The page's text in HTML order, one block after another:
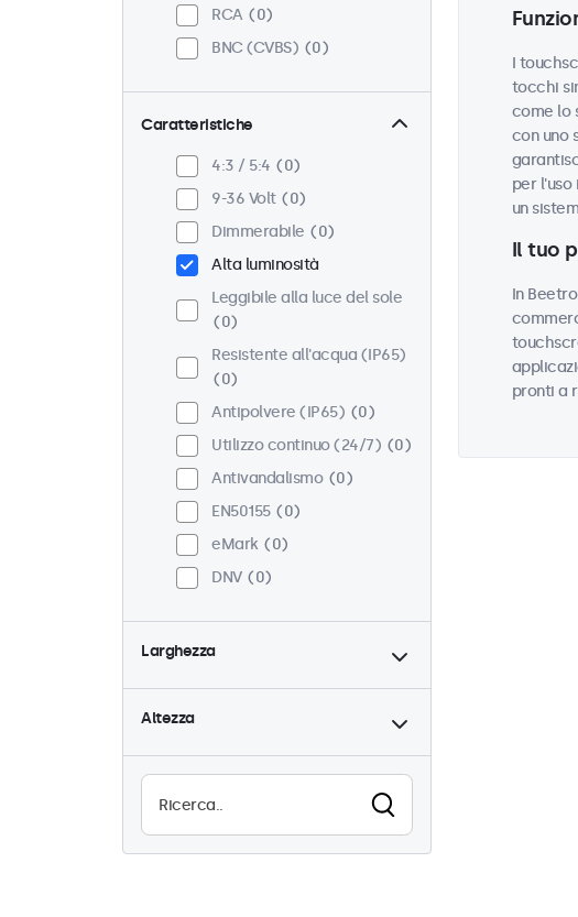
RCA
0
BNC (CVBS)
0
Caratteristiche
4:3 / 5:4
0
9-36 Volt
0
Dimmerabile
0
Alta luminosità
Leggibile alla luce del sole
0
Resistente all'acqua (IP65)
0
Antipolvere (IP65)
0
Utilizzo continuo (24/7)
0
Antivandalismo
0
EN50155
0
eMark
0
DNV
0
Larghezza
Altezza
I
tocchi
come lo
con uno
per
un
Il tuo
In
pronti a